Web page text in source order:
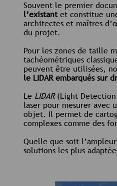
Souvent le premier
l’existantet constitue
architectes et maîtres
du projet.
Pour les zones de taille
tachéométriques
peuvent être utilisées,
le LIDAR embarqués sur
Le LIDAR (Light
laser pour mesurer avec
objet. Il permet de
complexes comme des
Quelle que soit
solutions les plus